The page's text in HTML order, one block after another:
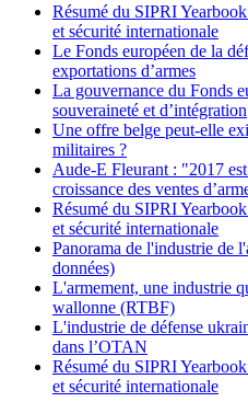
Résumé du SIPRI
et sécurité internationale
Le Fonds européen de la
exportations d’armes
La gouvernance du Fonds
souveraineté et d’intégration
Une offre belge peut-elle
militaires ?
Aude-E Fleurant : "2017
croissance des ventes
Résumé du SIPRI
et sécurité internationale
Panorama de l'industrie de
données)
L'armement, une industrie
wallonne (RTBF)
L'industrie de défense
dans l’OTAN
Résumé du SIPRI
et sécurité internationale